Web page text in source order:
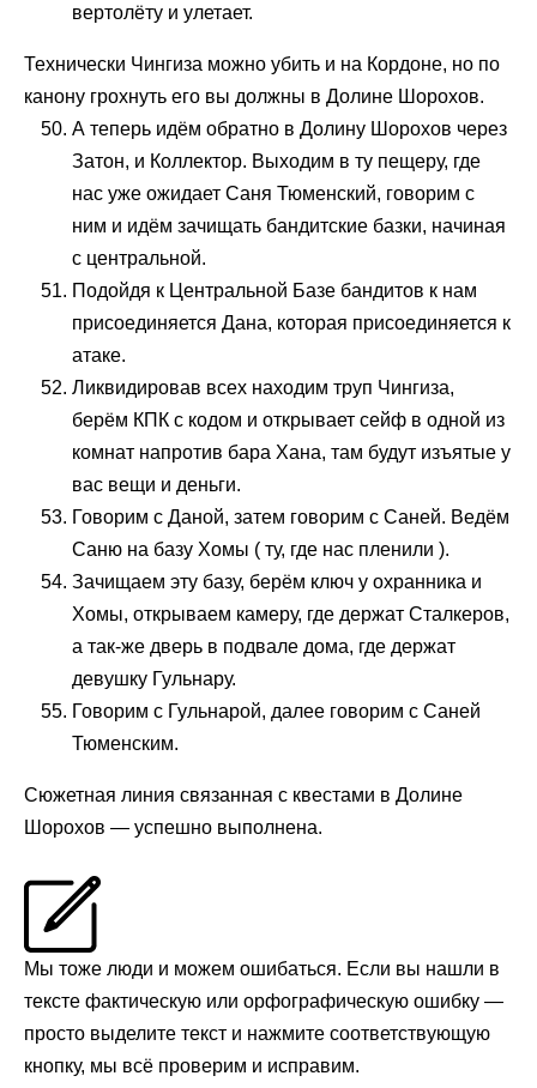
вертолёту и улетает.
Технически Чингиза можно убить и на Кордоне, но по
канону грохнуть его вы должны в Долине Шорохов.
А теперь идём обратно в Долину Шорохов через
Затон, и Коллектор. Выходим в ту пещеру, где
нас уже ожидает Саня Тюменский, говорим с
ним и идём зачищать бандитские базки, начиная
с центральной.
Подойдя к Центральной Базе бандитов к нам
присоединяется Дана, которая присоединяется к
атаке.
Ликвидировав всех находим труп Чингиза,
берём КПК с кодом и открывает сейф в одной из
комнат напротив бара Хана, там будут изъятые у
вас вещи и деньги.
Говорим с Даной, затем говорим с Саней. Ведём
Саню на базу Хомы ( ту, где нас пленили ).
Зачищаем эту базу, берём ключ у охранника и
Хомы, открываем камеру, где держат Сталкеров,
а так-же дверь в подвале дома, где держат
девушку Гульнару.
Говорим с Гульнарой, далее говорим с Саней
Тюменским.
Сюжетная линия связанная с квестами в Долине
Шорохов — успешно выполнена.
Мы тоже люди и можем ошибаться. Если вы нашли в
тексте фактическую или орфографическую ошибку —
просто выделите текст и нажмите соответствующую
кнопку, мы всё проверим и исправим.